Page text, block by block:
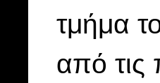
τμήμα
από τις